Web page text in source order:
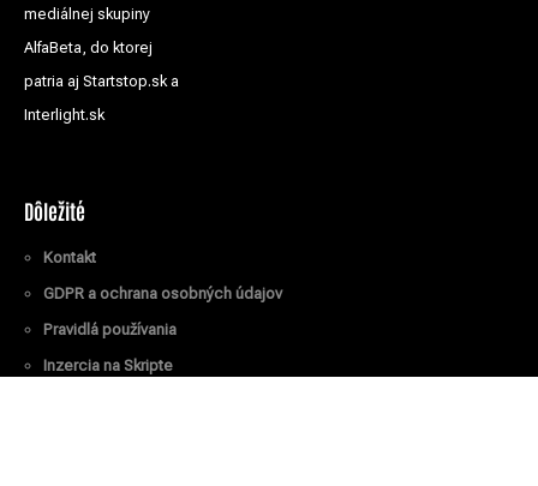
mediálnej skupiny
AlfaBeta, do ktorej
patria aj Startstop.sk a
Interlight.sk
Dôležité
Kontakt
GDPR a ochrana osobných údajov
Pravidlá používania
Inzercia na Skripte